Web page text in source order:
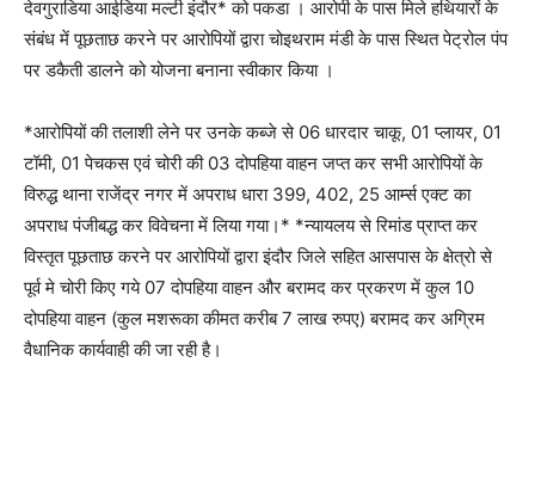
देवगुराडिया आईडिया मल्टी इंदौर* को पकडा । आरोपी के पास मिले हथियारों के
संबंध में पूछताछ करने पर आरोपियों द्वारा चोइथराम मंडी के पास स्थित पेट्रोल पंप
पर डकैती डालने को योजना बनाना स्वीकार किया ।
*आरोपियों की तलाशी लेने पर उनके कब्जे से 06 धारदार चाकू, 01 प्लायर, 01
टॉमी, 01 पेचकस एवं चोरी की 03 दोपहिया वाहन जप्त कर सभी आरोपियों के
विरुद्ध थाना राजेंद्र नगर में अपराध धारा 399, 402, 25 आर्म्स एक्ट का
अपराध पंजीबद्ध कर विवेचना में लिया गया।* *न्यायलय से रिमांड प्राप्त कर
विस्तृत पूछताछ करने पर आरोपियों द्वारा इंदौर जिले सहित आसपास के क्षेत्रो से
पूर्व मे चोरी किए गये 07 दोपहिया वाहन और बरामद कर प्रकरण में कुल 10
दोपहिया वाहन (कुल मशरूका कीमत करीब 7 लाख रुपए) बरामद कर अग्रिम
वैधानिक कार्यवाही की जा रही है।